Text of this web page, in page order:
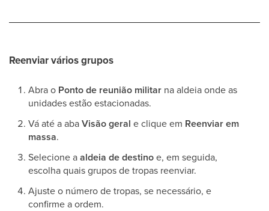
Reenviar vários grupos
Abra o Ponto de reunião militar na aldeia onde as
unidades estão estacionadas.
Vá até a abaVisão geral e clique em Reenviar em
massa.
Selecione aaldeia de destinoe, em seguida,
escolha quais grupos de tropas reenviar.
Ajuste o número de tropas, se necessário, e
confirme a ordem.